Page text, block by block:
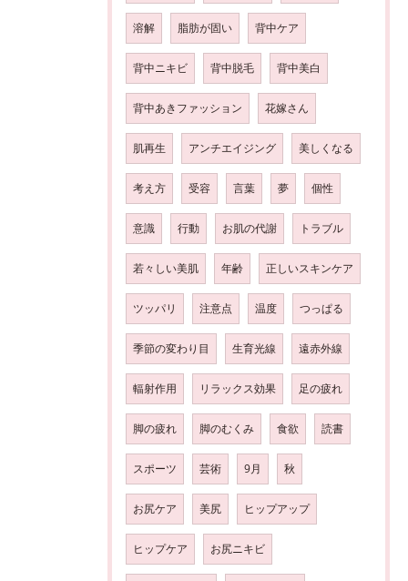
溶解 脂肪が固い 背中ケア
背中ニキビ 背中脱毛 背中美白
背中あきファッション 花嫁さん
肌再生 アンチエイジング 美しくなる
考え方 受容 言葉 夢 個性
意識 行動 お肌の代謝 トラブル
若々しい美肌 年齢 正しいスキンケア
ツッパリ 注意点 温度 つっぱる
季節の変わり目 生育光線 遠赤外線
輻射作用 リラックス効果 足の疲れ
脚の疲れ 脚のむくみ 食欲 読書
スポーツ 芸術 9月 秋
お尻ケア 美尻 ヒップアップ
ヒップケア お尻ニキビ